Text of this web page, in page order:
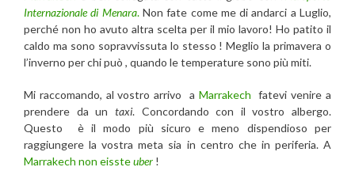
Internazionale di Menara.Non fate come me di andarci a Luglio,
perché non ho avuto altra scelta per il mio lavoro! Ho patito il
caldo ma sono sopravvissuta lo stesso ! Meglio la primavera o
l’inverno per chi può , quando le temperature sono più miti.
Mi raccomando, al vostro arrivo a Marrakech fatevi venire a
prendere da un taxi. Concordando con il vostro albergo.
Questo è il modo più sicuro e meno dispendioso per
raggiungere la vostra meta sia in centro che in periferia. A
Marrakech non eissteuber !